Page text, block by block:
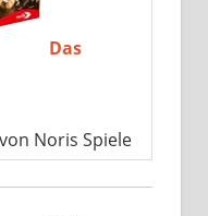
Das
Noris Spiele